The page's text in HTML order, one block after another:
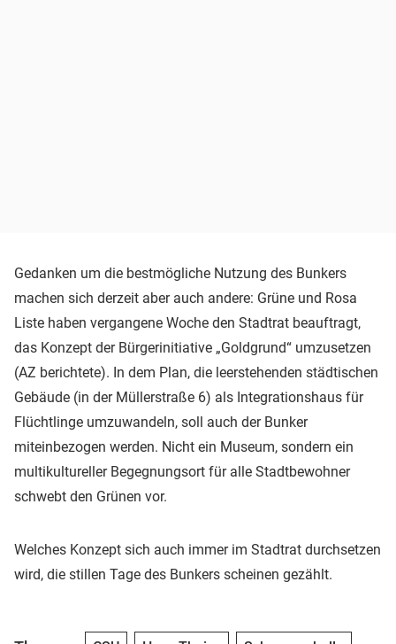
Gedanken um die bestmögliche Nutzung des Bunkers
machen sich derzeit aber auch andere: Grüne und Rosa
Liste haben vergangene Woche den Stadtrat beauftragt,
das Konzept der Bürgerinitiative „Goldgrund“ umzusetzen
(AZ berichtete). In dem Plan, die leerstehenden städtischen
Gebäude (in der Müllerstraße 6) als Integrationshaus für
Flüchtlinge umzuwandeln, soll auch der Bunker
miteinbezogen werden. Nicht ein Museum, sondern ein
multikultureller Begegnungsort für alle Stadtbewohner
schwebt den Grünen vor.
Welches Konzept sich auch immer im Stadtrat durchsetzen
wird, die stillen Tage des Bunkers scheinen gezählt.